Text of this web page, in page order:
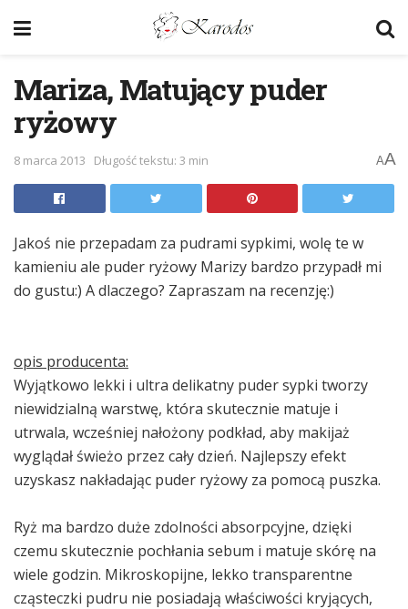
Mariza, Matujący puder
ryżowy
8 marca 2013 Długość tekstu: 3 min AA
Jakoś nie przepadam za pudrami sypkimi, wolę te w
kamieniu ale puder ryżowy Marizy bardzo przypadł mi
do gustu:) A dlaczego? Zapraszam na recenzję:)
opis producenta:
Wyjątkowo lekki i ultra delikatny puder sypki tworzy
niewidzialną warstwę, która skutecznie matuje i
utrwala, wcześniej nałożony podkład, aby makijaż
wyglądał świeżo przez cały dzień. Najlepszy efekt
uzyskasz nakładając puder ryżowy za pomocą puszka.
Ryż ma bardzo duże zdolności absorpcyjne, dzięki
czemu skutecznie pochłania sebum i matuje skórę na
wiele godzin. Mikroskopijne, lekko transparentne
cząsteczki pudru nie posiadają właściwości kryjących,